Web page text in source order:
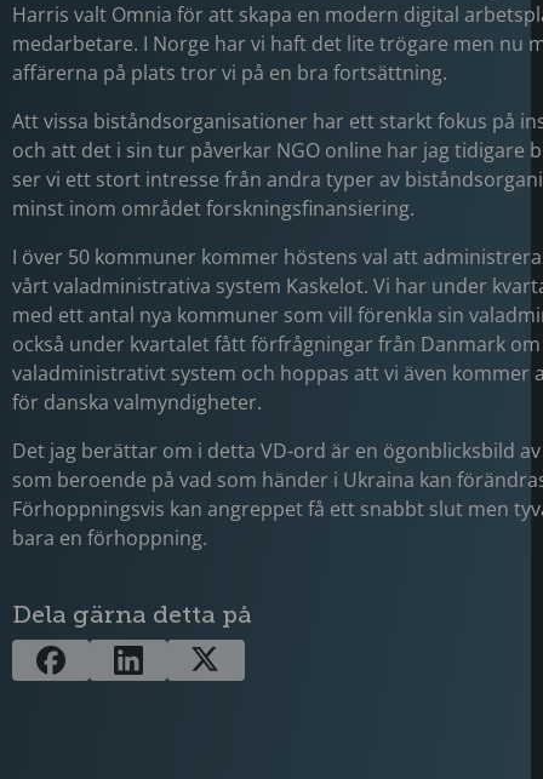
Harris valt Omnia för att skapa en modern digital
medarbetare. I Norge har vi haft det lite trögare men nu
affärerna på plats tror vi på en bra fortsättning.
Att vissa biståndsorganisationer har ett starkt fokus på
och att det i sin tur påverkar NGO online har jag tidigare
ser vi ett stort intresse från andra typer av
minst inom området forskningsfinansiering.
I över 50 kommuner kommer höstens val att
vårt valadministrativa system Kaskelot. Vi har under
med ett antal nya kommuner som vill förenkla sin
också under kvartalet fått förfrågningar från Danmark
valadministrativt system och hoppas att vi även kommer
för danska valmyndigheter.
Det jag berättar om i detta VD-ord är en ögonblicksbild
som beroende på vad som händer i Ukraina kan
Förhoppningsvis kan angreppet få ett snabbt slut men
bara en förhoppning.
Dela gärna detta på